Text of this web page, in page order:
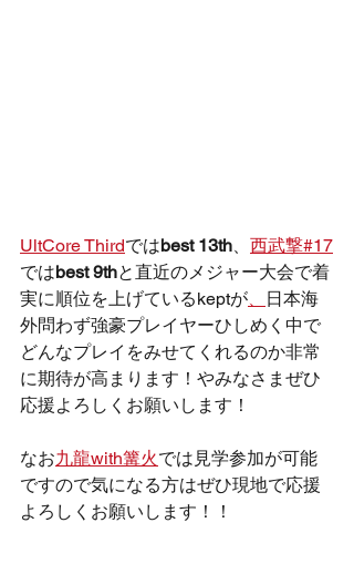
UltCore Thirdではbest 13th
西武撃#17
ではbest 9thと直近のメジャー大会で着
実に順位を上げているkeptが
日本海
外問わず強豪プレイヤーひしめく中で
どんなプレイをみせてくれるのか非常
に期待が高まります！やみなさまぜひ
応援よろしくお願いします！
なお九龍with篝火では見学参加が可能
ですので気になる方はぜひ現地で応援
よろしくお願いします！！